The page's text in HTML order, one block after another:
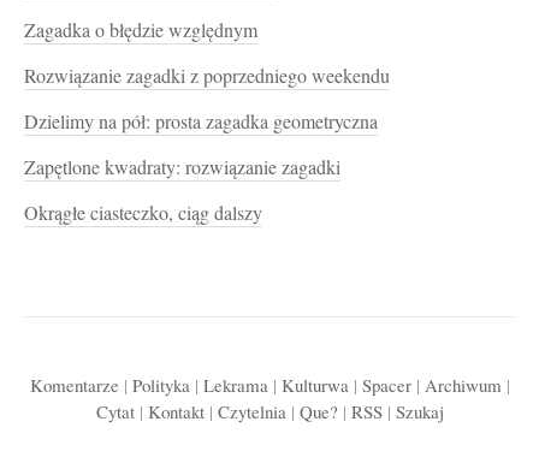
Zagadka o błędzie względnym
Rozwiązanie zagadki z poprzedniego weekendu
Dzielimy na pół: prosta zagadka geometryczna
Zapętlone kwadraty: rozwiązanie zagadki
Okrągłe ciasteczko, ciąg dalszy
Komentarze | Polityka| Lekrama| Kulturwa| Spacer| Archiwum |
Cytat| Kontakt| Czytelnia| Que? | RSS| Szukaj